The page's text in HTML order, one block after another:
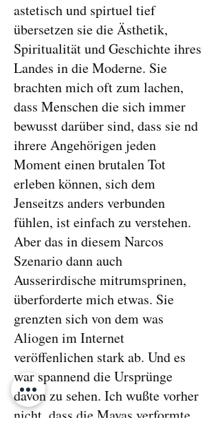
astetisch und spirtuel tief
übersetzen sie die Ästhetik,
Spiritualität und Geschichte ihres
Landes in die Moderne. Sie
brachten mich oft zum lachen,
dass Menschen die sich immer
bewusst darüber sind, dass sie nd
ihrere Angehörigen jeden
Moment einen brutalen Tot
erleben können, sich dem
Jenseitzs anders verbunden
fühlen, ist einfach zu verstehen.
Aber das in diesem Narcos
Szenario dann auch
Ausserirdische mitrumsprinen,
überforderte mich etwas. Sie
grenzten sich von dem was
Aliogen im Internet
veröffenlichen stark ab. Und es
war spannend die Ursprünge
davon zu sehen. Ich wußte vorher
nicht, dass die Mayas verformte